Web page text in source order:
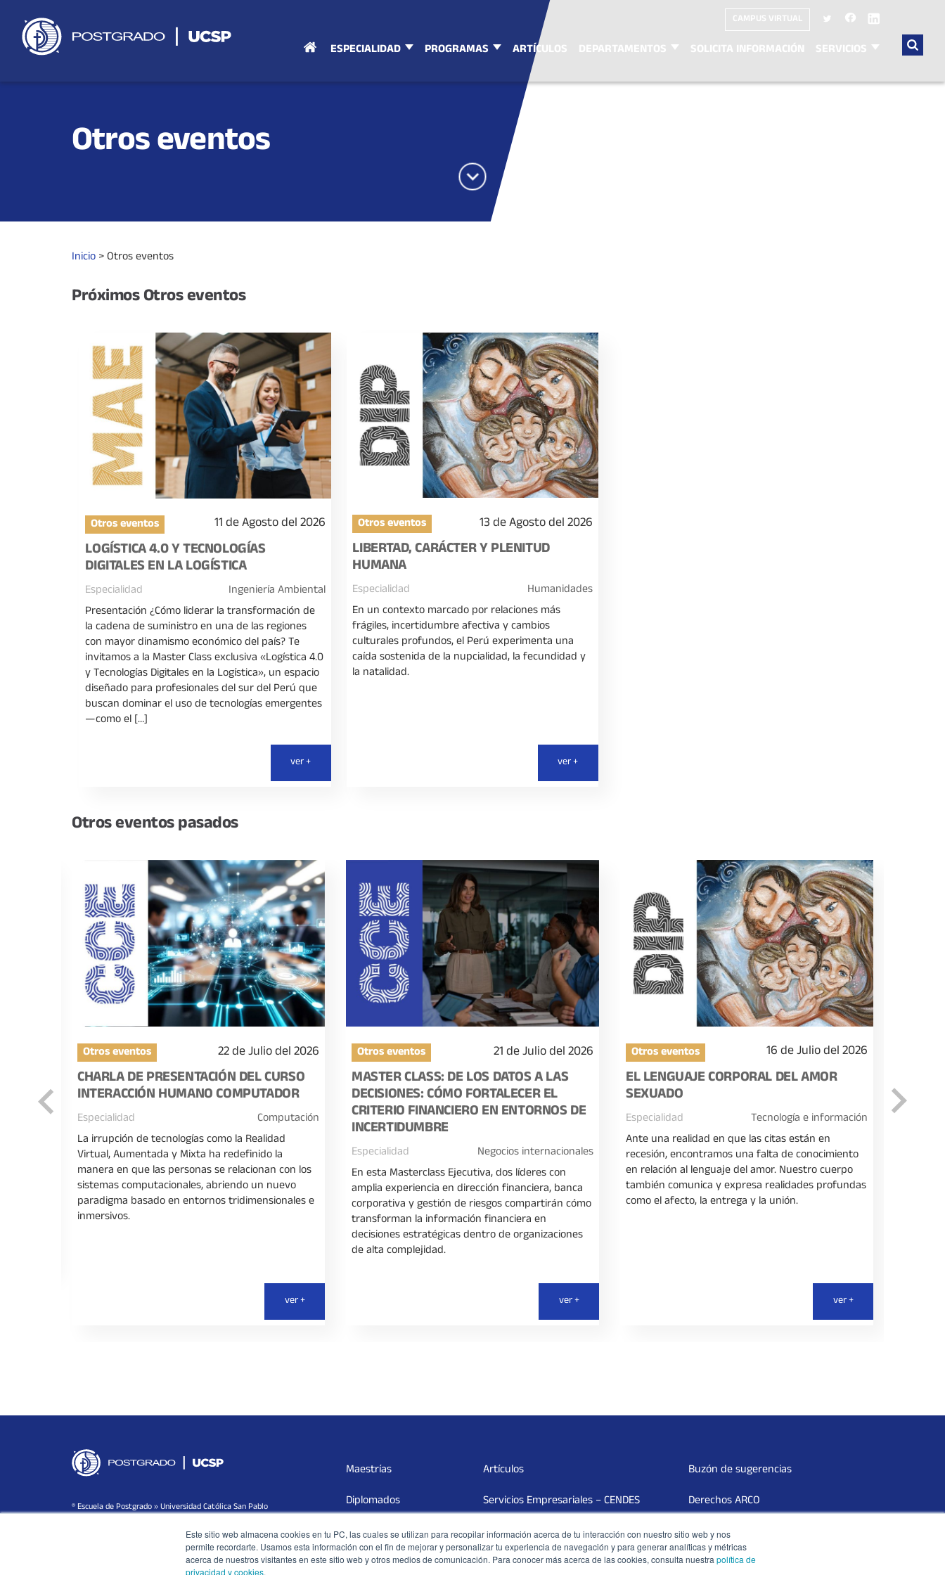
Este sitio web almacena cookies en tu PC, las cuales se utilizan para recopilar información acerca de tu interacción con nuestro sitio web y nos
permite recordarte. Usamos esta información con el fin de mejorar y personalizar tu experiencia de navegación y para generar analíticas y métricas
acerca de nuestros visitantes en este sitio web y otros medios de comunicación. Para conocer más acerca de las cookies, consulta nuestra política de
privacidad y cookies.
contenido
CAMPUS VIRTUAL
ESPECIALIDAD PROGRAMAS ARTÍCULOS DEPARTAMENTOS SOLICITA INFORMACIÓN SERVICIOS
por:
Otros eventos
Inicio>Otros eventos
PróximosOtros eventos
Otros eventos 11 de Agosto del 2026
LOGÍSTICA 4.0 Y TECNOLOGÍAS
DIGITALES EN LA LOGÍSTICA
Especialidad
Ingeniería Ambiental
Presentación ¿Cómo liderar la transformación de
la cadena de suministro en una de las regiones
con mayor dinamismo económico del país? Te
invitamos a la Master Class exclusiva «Logística 4.0
y Tecnologías Digitales en la Logística», un espacio
diseñado para profesionales del sur del Perú que
buscan dominar el uso de tecnologías emergentes
—como el […]
ver +
Otros eventos 13 de Agosto del 2026
LIBERTAD, CARÁCTER Y PLENITUD
HUMANA
Especialidad
Humanidades
En un contexto marcado por relaciones más
frágiles, incertidumbre afectiva y cambios
culturales profundos, el Perú experimenta una
caída sostenida de la nupcialidad, la fecundidad y
la natalidad.
ver +
Otros eventospasados
Otros eventos 22 de Julio del 2026
CHARLA DE PRESENTACIÓN DEL CURSO
INTERACCIÓN HUMANO COMPUTADOR
Especialidad
Computación
La irrupción de tecnologías como la Realidad
Virtual, Aumentada y Mixta ha redefinido la
manera en que las personas se relacionan con los
sistemas computacionales, abriendo un nuevo
paradigma basado en entornos tridimensionales e
inmersivos.
ver +
Otros eventos 21 de Julio del 2026
MASTER CLASS: DE LOS DATOS A LAS
DECISIONES: CÓMO FORTALECER EL
CRITERIO FINANCIERO EN ENTORNOS DE
INCERTIDUMBRE
Especialidad
Negocios internacionales
En esta Masterclass Ejecutiva, dos líderes con
amplia experiencia en dirección financiera, banca
corporativa y gestión de riesgos compartirán cómo
transforman la información financiera en
decisiones estratégicas dentro de organizaciones
de alta complejidad.
ver +
Otros eventos 16 de Julio del 2026
EL LENGUAJE CORPORAL DEL AMOR
SEXUADO
Especialidad
Tecnología e información
Ante una realidad en que las citas están en
recesión, encontramos una falta de conocimiento
en relación al lenguaje del amor. Nuestro cuerpo
también comunica y expresa realidades profundas
como el afecto, la entrega y la unión.
ver +
AWS
® Escuela de Postgrado » Universidad Católica San Pablo
Maestrías
Diplomados
PED
Cursos
Artículos
Servicios Empresariales – CENDES
Campus Virtual
Política de privacidad
Buzón de sugerencias
Derechos ARCO
Terceros Vinculados
Libro de reclamaciones